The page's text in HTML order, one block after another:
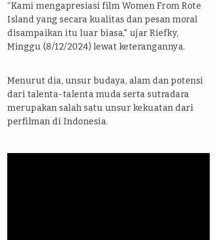
“Kami mengapresiasi film Women From Rote
Island yang secara kualitas dan pesan moral
disampaikan itu luar biasa," ujar Riefky,
Minggu (8/12/2024) lewat keterangannya.
Menurut dia, unsur budaya, alam dan potensi
dari talenta-talenta muda serta sutradara
merupakan salah satu unsur kekuatan dari
perfilman di Indonesia.